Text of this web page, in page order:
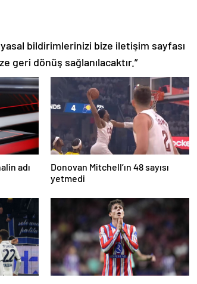
bildirimlerinizi bize iletişim sayfası
geri dönüş sağlanılacaktır.”
adı
Donovan Mitchell’ın 48 sayısı
yetmedi